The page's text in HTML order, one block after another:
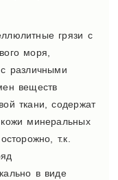
грязи с
моря,
различными
веществ
ткани, содержат
минеральных
т.к.
в виде